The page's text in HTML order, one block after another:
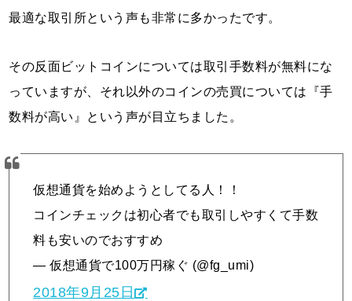
最適な取引所という声も非常に多かったです。
その反面ビットコインについては取引手数料が無料にな
っていますが、それ以外のコインの売買については『手
数料が高い』という声が目立ちました。
仮想通貨を始めようとしてる人！！
コインチェックは初心者でも取引しやすくて手数
料も安いのでおすすめ
— 仮想通貨で100万円稼ぐ (@fg_umi)
2018年9月25日